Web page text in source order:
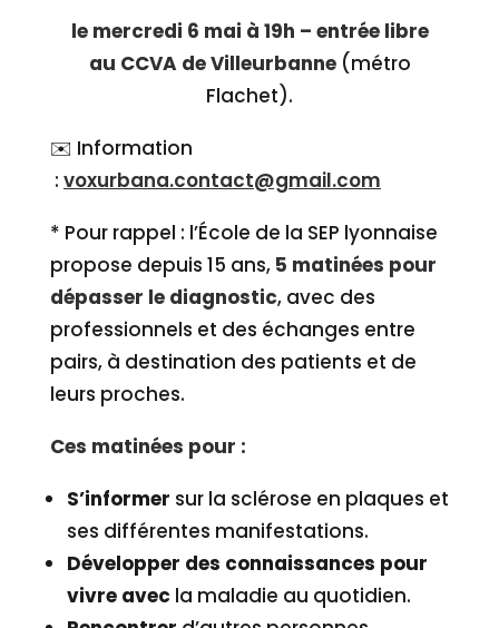
le mercredi 6 mai à 19h – entrée libre
au CCVA de Villeurbanne (métro
Flachet).
✉️ Information
: voxurbana.contact@gmail.com
* Pour rappel : l’École de la SEP lyonnaise
propose depuis 15 ans, 5 matinées pour
dépasser le diagnostic, avec des
professionnels et des échanges entre
pairs, à destination des patients et de
leurs proches.
Ces matinées pour :
S’informer sur la sclérose en plaques et
ses différentes manifestations.
Développer des connaissances pour
vivre avec la maladie au quotidien.